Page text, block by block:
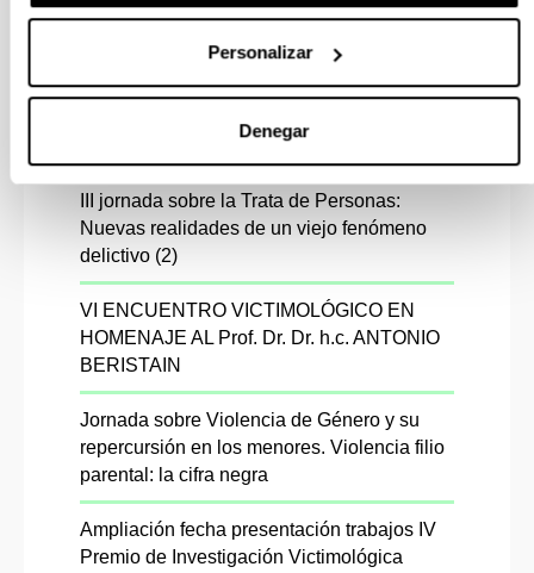
Personalizar
Denegar
Experiencias Traumáticas Online 2018-
ANTONIO BERISTAIN h.c. dk. irakasle
III jornada sobre la Trata de Personas:
Nuevas realidades de un viejo fenómeno
delictivo (2)
VI ENCUENTRO VICTIMOLÓGICO EN
HOMENAJE AL Prof. Dr. Dr. h.c. ANTONIO
BERISTAIN
Jornada sobre Violencia de Género y su
repercursión en los menores. Violencia filio
parental: la cifra negra
Ampliación fecha presentación trabajos IV
Premio de Investigación Victimológica